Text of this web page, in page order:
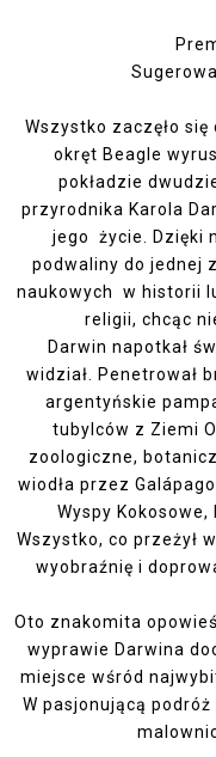
Wszystko zaczęło
okręt Beagle
pokładzie
przyrodnika Karola
jego życie. Dzięki
podwaliny do jednej
naukowych w historii
religii, chcąc
Darwin napotkał
widział. Penetrował
argentyńskie
tubylców z Ziemi
zoologiczne,
wiodła przez
Wyspy
Wszystko, co przeżył
wyobraźnię i
Oto znakomita
wyprawie Darwina
miejsce wśród
W pasjonującą